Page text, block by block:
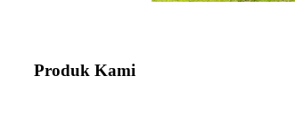
Produk Kami